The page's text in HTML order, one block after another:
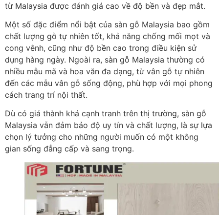
từ Malaysia được đánh giá cao về độ bền và đẹp mắt.
Một số đặc điểm nổi bật của sàn gỗ Malaysia bao gồm
chất lượng gỗ tự nhiên tốt, khả năng chống mối mọt và
cong vênh, cũng như độ bền cao trong điều kiện sử
dụng hàng ngày. Ngoài ra, sàn gỗ Malaysia thường có
nhiều mẫu mã và hoa văn đa dạng, từ vân gỗ tự nhiên
đến các mẫu vân gỗ sống động, phù hợp với mọi phong
cách trang trí nội thất.
Dù có giá thành khá cạnh tranh trên thị trường, sàn gỗ
Malaysia vẫn đảm bảo độ uy tín và chất lượng, là sự lựa
chọn lý tưởng cho những người muốn có một không
gian sống đẳng cấp và sang trọng.